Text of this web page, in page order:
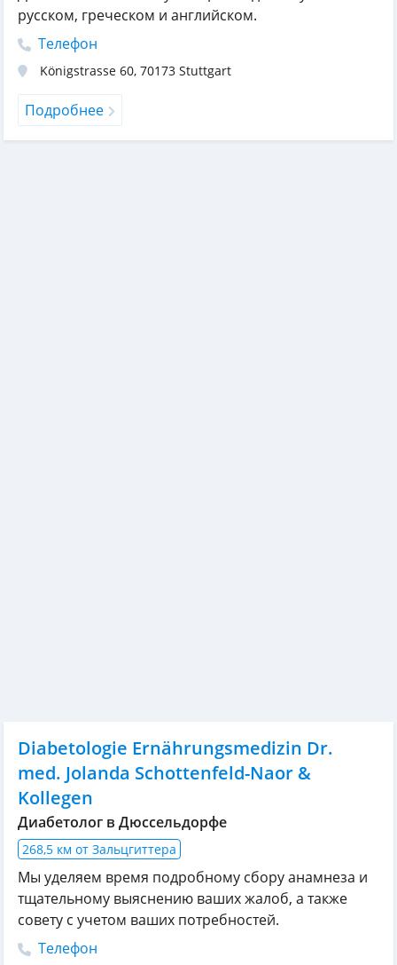
русском, греческом и английском.
Телефон
Königstrasse 60, 70173 Stuttgart
Подробнее
Diabetologie Ernährungsmedizin Dr.
med. Jolanda Schottenfeld-Naor &
Kollegen
Диабетолог в Дюссельдорфе
268,5 км от Зальцгиттера
Мы уделяем время подробному сбору анамнеза и
тщательному выяснению ваших жалоб, а также
совету с учетом ваших потребностей.
Телефон